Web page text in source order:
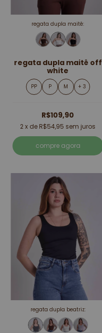
regata dupla maitê:
regata dupla maitê off
white
PP P M + 3
R$109,90
2x de R$54,95 sem juros
compre agora
regata dupla beatriz: